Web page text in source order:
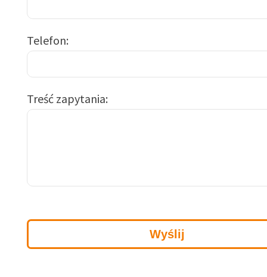
Telefon
Treść zapytania